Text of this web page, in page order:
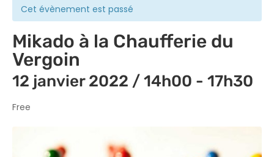
Cet évènement est passé
Mikado à la Chaufferie du
Vergoin
12 janvier 2022 / 14h00 - 17h30
Free